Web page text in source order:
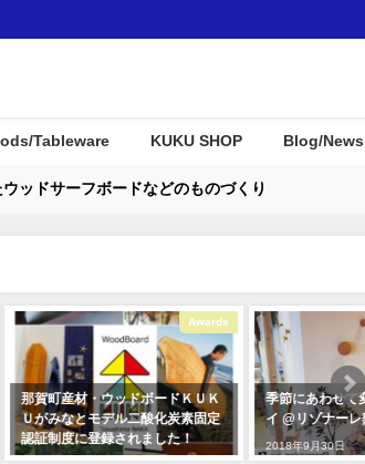
Tableware KUKU SHOP Blog/News
ッドサーフボードなどのものづくり
Awards
ドボードＫＵＫ
二酸化炭素固定
されました！
Interior
季節にあわせて変わるディスプレ
イ @リゾナーレ熱海
2018年9月30日